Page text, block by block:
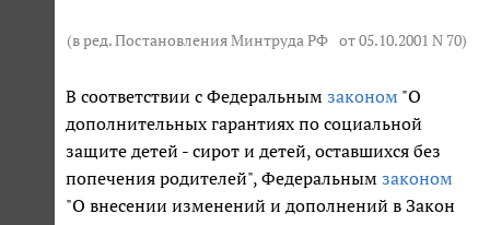
(в ред. Постановления Минтруда РФ от 05.10.2001 N 70)
В соответствии с Федеральным законом "О
дополнительных гарантиях по социальной
защите детей - сирот и детей, оставшихся без
попечения родителей", Федеральным законом
"О внесении изменений и дополнений в Закон